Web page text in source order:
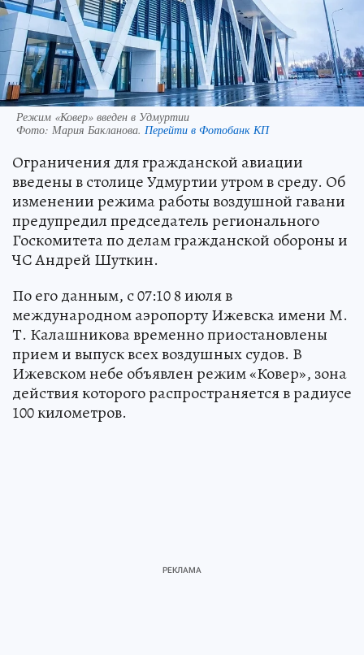
Режим «Ковер» введен в Удмуртии
Фото: Мария Бакланова. Перейти в Фотобанк КП
Ограничения для гражданской авиации
введены в столице Удмуртии утром в среду. Об
изменении режима работы воздушной гавани
предупредил председатель регионального
Госкомитета по делам гражданской обороны и
ЧС Андрей Шуткин.
По его данным, с 07:10 8 июля в
международном аэропорту Ижевска имени М.
Т. Калашникова временно приостановлены
прием и выпуск всех воздушных судов. В
Ижевском небе объявлен режим «Ковер», зона
действия которого распространяется в радиусе
100 километров.